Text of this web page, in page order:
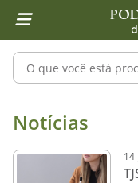
1 Ir para o conteúdo
2 Ir para a ferramenta
4 Ir para o menu
5 Ir para a pesquisa
6 Ir para o rodapé
7 Ir para a página
Pesquisar no
Notícias -
Notícias
14